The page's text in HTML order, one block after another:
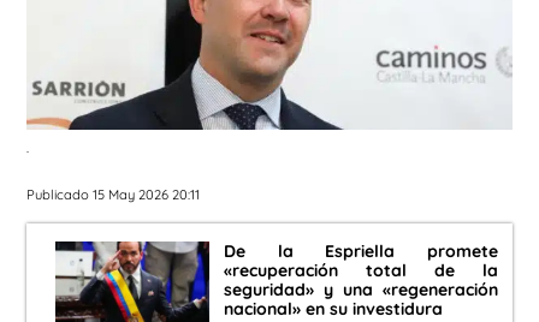
.
Publicado 15 May 2026 20:11
De la Espriella promete
«recuperación total de la
seguridad» y una «regeneración
nacional» en su investidura